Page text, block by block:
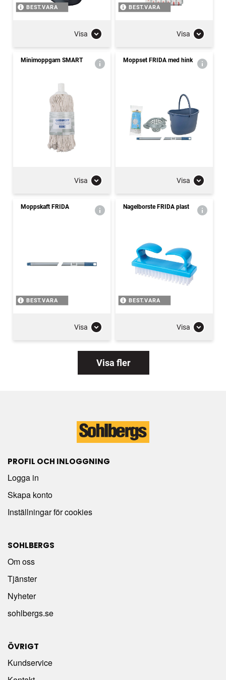
BEST.VARA
Visa
BEST.VARA
Visa
Minimoppgarn SMART
Visa
Moppset FRIDA med hink
Visa
Moppskaft FRIDA
BEST.VARA
Visa
Nagelborste FRIDA plast
BEST.VARA
Visa
Visa fler
PROFIL OCH INLOGGNING
Logga in
Skapa konto
Inställningar för cookies
SOHLBERGS
Om oss
Tjänster
Nyheter
sohlbergs.se
ÖVRIGT
Kundservice